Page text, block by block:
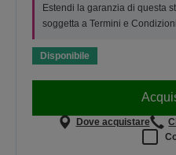
Estendi la garanzia di questa
soggetta a Termini e
Disponibile
Dove acquistare